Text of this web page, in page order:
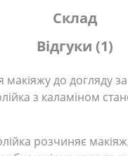
Склад
Відгуки (1)
макіяжу до догляду
з каламіном
розчиняє